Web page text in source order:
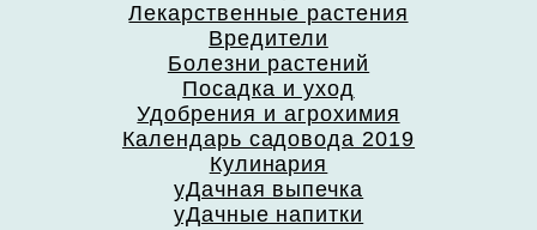
Лекарственные растения
Вредители
Болезни растений
Посадка и уход
Удобрения и агрохимия
Календарь садовода 2019
Кулинария
уДачная выпечка
уДачные напитки